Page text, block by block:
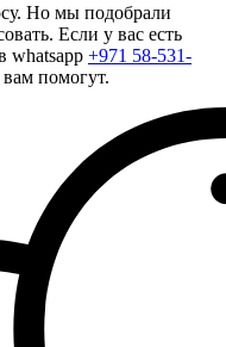
Но мы подобрали
Если у вас есть
whatsapp +971 58-531-
помогут.